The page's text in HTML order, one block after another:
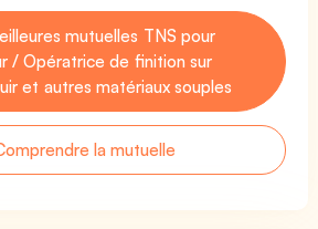
mutuelles TNS pour
/ Opératrice de finition sur
et autres matériaux souples
la mutuelle